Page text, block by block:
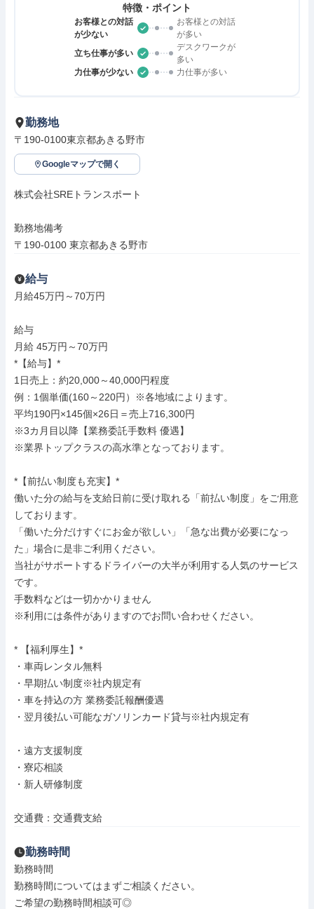
特徴・ポイント
お客様との対話
が少ない
お客様との対話
が多い
立ち仕事が多い
デスクワークが
多い
力仕事が少ない
力仕事が多い
勤務地
〒190-0100東京都あきる野市
Googleマップで開く
株式会社SREトランスポート
勤務地備考
〒190-0100 東京都あきる野市
給与
月給45万円～70万円
給与
月給 45万円～70万円
*【給与】*
1日売上：約20,000～40,000円程度
例：1個単価(160～220円）※各地域によります。
平均190円×145個×26日＝売上716,300円
※3カ月目以降【業務委託手数料 優遇】
※業界トップクラスの高水準となっております。
*【前払い制度も充実】*
働いた分の給与を支給日前に受け取れる「前払い制度」をご用意
しております。
「働いた分だけすぐにお金が欲しい」「急な出費が必要になっ
た」場合に是非ご利用ください。
当社がサポートするドライバーの大半が利用する人気のサービス
です。
手数料などは一切かかりません
※利用には条件がありますのでお問い合わせください。
* 【福利厚生】*
・車両レンタル無料
・早期払い制度※社内規定有
・車を持込の方 業務委託報酬優遇
・翌月後払い可能なガソリンカード貸与※社内規定有
・遠方支援制度
・寮応相談
・新人研修制度
交通費：交通費支給
勤務時間
勤務時間
勤務時間についてはまずご相談ください。
ご希望の勤務時間相談可◎